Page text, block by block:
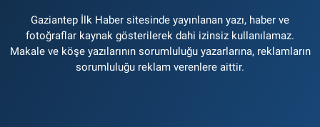
Gaziantep İlk Haber sitesinde yayınlanan yazı, haber ve
fotoğraflar kaynak gösterilerek dahi izinsiz kullanılamaz.
Makale ve köşe yazılarının sorumluluğu yazarlarına, reklamların
sorumluluğu reklam verenlere aittir.